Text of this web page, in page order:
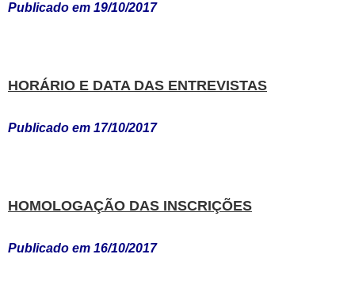
Publicado em 19/10/2017
HORÁRIO E DATA DAS ENTREVISTAS
Publicado em 17/10/2017
HOMOLOGAÇÃO DAS INSCRIÇÕES
Publicado em 16/10/2017